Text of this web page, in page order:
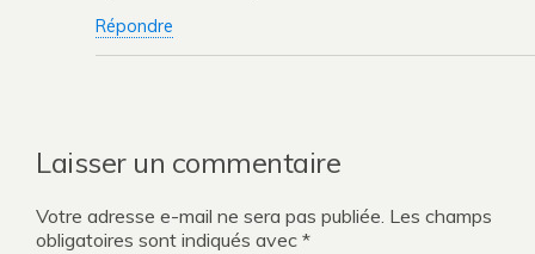
Répondre
Laisser un commentaire
Votre adresse e-mail ne sera pas publiée. Les champs
obligatoires sont indiqués avec *